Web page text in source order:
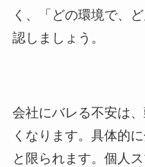
く、「どの環境で、
認しましょう。
会社にバレる不安は
くなります。具体的
と限られます。個人